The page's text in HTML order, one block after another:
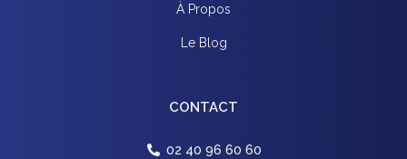
À Propos
Le Blog
CONTACT
02 40 96 60 60